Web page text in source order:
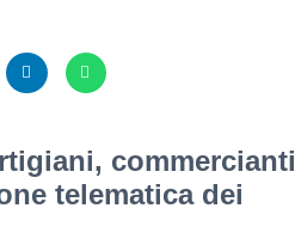
commercianti
telematica dei